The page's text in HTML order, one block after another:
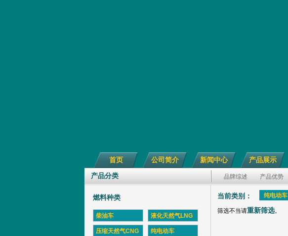
首页 公司简介 新闻中心 产品展示
产品分类 品牌综述 产品优势
燃料种类
柴油车 液化天然气LNG
压缩天然气CNG 纯电动车
当前类别： 纯电动车
筛选不当请重新筛选。